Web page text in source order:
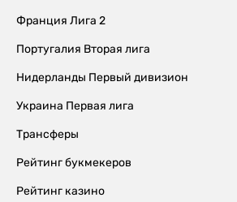
Франция Лига 2
Португалия Вторая лига
Нидерланды Первый дивизион
Украина Первая лига
Трансферы
Рейтинг букмекеров
Рейтинг казино